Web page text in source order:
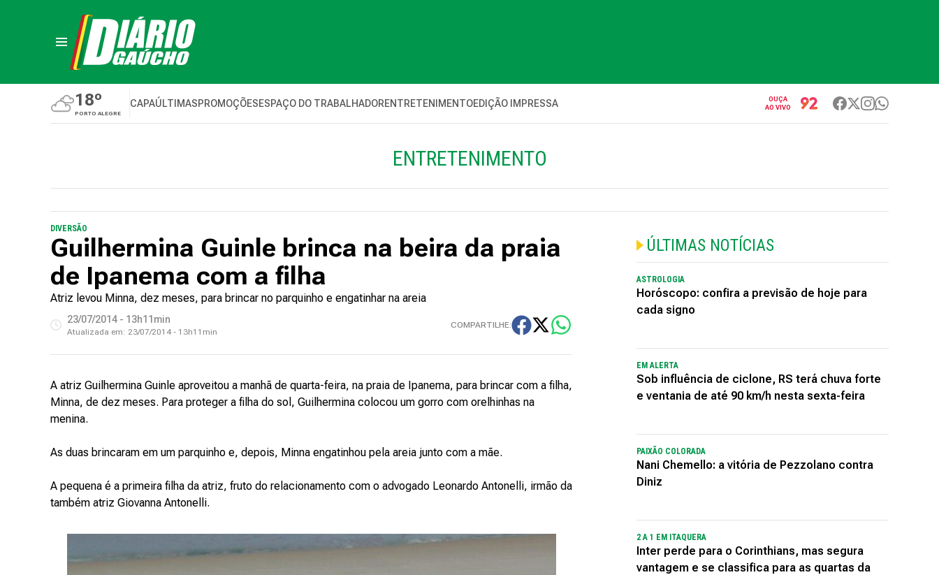
18º
PORTO ALEGRE
CAPAÚLTIMASPROMOÇÕESESPAÇO DO TRABALHADORENTRETENIMENTOEDIÇÃO IMPRESSA
OUÇA
AO VIVO
ENTRETENIMENTO
DIVERSÃO
Guilhermina Guinle brinca na beira da praia
de Ipanema com a filha
Atriz levou Minna, dez meses, para brincar no parquinho e engatinhar na areia
23/07/2014 - 13h11min
Atualizada em: 23/07/2014 - 13h11min
COMPARTILHE:
A atriz Guilhermina Guinle aproveitou a manhã de quarta-feira, na praia de Ipanema, para brincar com a filha,
Minna, de dez meses. Para proteger a filha do sol, Guilhermina colocou um gorro com orelhinhas na
menina.
As duas brincaram em um parquinho e, depois, Minna engatinhou pela areia junto com a mãe.
A pequena é a primeira filha da atriz, fruto do relacionamento com o advogado Leonardo Antonelli, irmão da
também atriz Giovanna Antonelli.
ÚLTIMAS NOTÍCIAS
ASTROLOGIA
Horóscopo: confira a previsão de hoje para
cada signo
EM ALERTA
Sob influência de ciclone, RS terá chuva forte
e ventania de até 90 km/h nesta sexta-feira
PAIXÃO COLORADA
Nani Chemello: a vitória de Pezzolano contra
Diniz
2 A 1 EM ITAQUERA
Inter perde para o Corinthians, mas segura
vantagem e se classifica para as quartas da